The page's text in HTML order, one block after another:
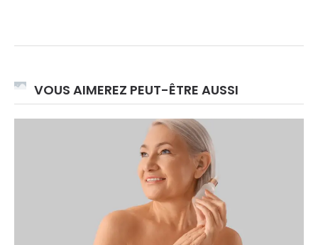
VOUS AIMEREZ PEUT-ÊTRE AUSSI